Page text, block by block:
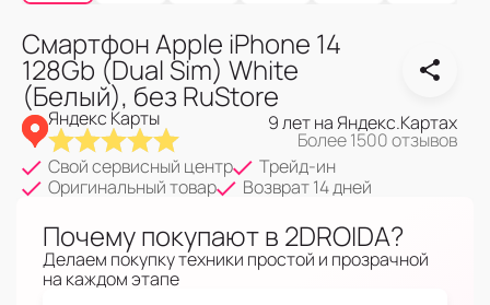
Смартфон Apple iPhone 14
128Gb (Dual Sim) White
(Белый), без RuStore
Яндекс Карты 9 лет на Яндекс.Картах
Более 1500 отзывов
Свой сервисный центр
Трейд-ин
Оригинальный товар
Возврат 14 дней
Почему покупают в 2DROIDA?
Делаем покупку техники простой и прозрачной
на каждом этапе